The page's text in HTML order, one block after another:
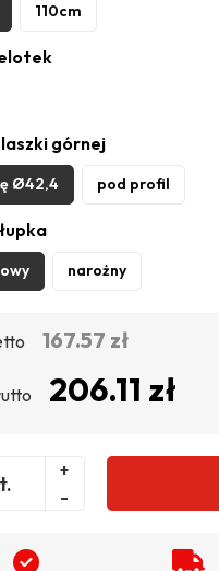
110cm
górnej
Ø42,4 pod profil
narożny
167.57 zł
206.11 zł
+
-